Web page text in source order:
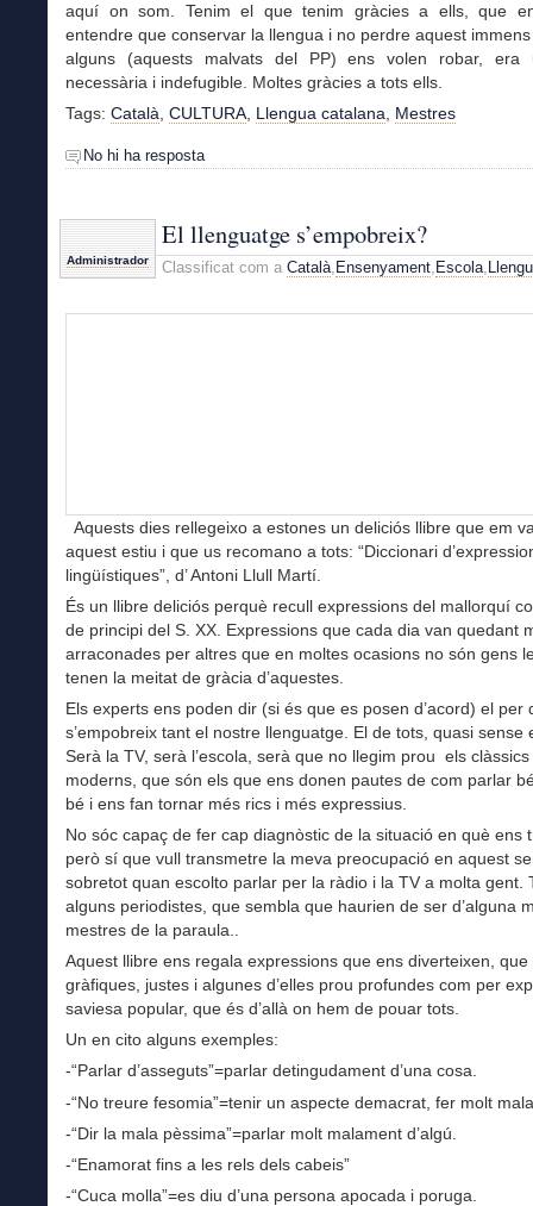
aquí on som. Tenim el que tenim gràcies a ells, que
entendre que conservar la llengua i no perdre aquest
alguns (aquests malvats del PP) ens volen robar, era
necessària i indefugible. Moltes gràcies a tots ells.
Tags: Català, CULTURA, Llengua catalana, Mestres
No hi ha resposta
Administrador
El llenguatge s’empobreix?
Classificat com a Català Ensenyament Escola
Aquests dies rellegeixo a estones un deliciós llibre que em
aquest estiu i que us recomano a tots: “Diccionari
lingüístiques”, d’ Antoni Llull Martí.
És un llibre deliciós perquè recull expressions del mallorquí
de principi del S. XX. Expressions que cada dia van quedant
arraconades per altres que en moltes ocasions no són gens
tenen la meitat de gràcia d’aquestes.
Els experts ens poden dir (si és que es posen d’acord) el per
s’empobreix tant el nostre llenguatge. El de tots, quasi sense
Serà la TV, serà l’escola, serà que no llegim prou els
moderns, que són els que ens donen pautes de com parlar
bé i ens fan tornar més rics i més expressius.
No sóc capaç de fer cap diagnòstic de la situació en què ens
però sí que vull transmetre la meva preocupació en aquest
sobretot quan escolto parlar per la ràdio i la TV a molta gent.
alguns periodistes, que sembla que haurien de ser d’alguna
mestres de la paraula..
Aquest llibre ens regala expressions que ens diverteixen, que
gràfiques, justes i algunes d’elles prou profundes com per
saviesa popular, que és d’allà on hem de pouar tots.
Un en cito alguns exemples:
-“Parlar d’asseguts”=parlar detingudament d’una cosa.
-“No treure fesomia”=tenir un aspecte demacrat, fer molt
-“Dir la mala pèssima”=parlar molt malament d’algú.
-“Enamorat fins a les rels dels cabeis”
-“Cuca molla”=es diu d’una persona apocada i poruga.